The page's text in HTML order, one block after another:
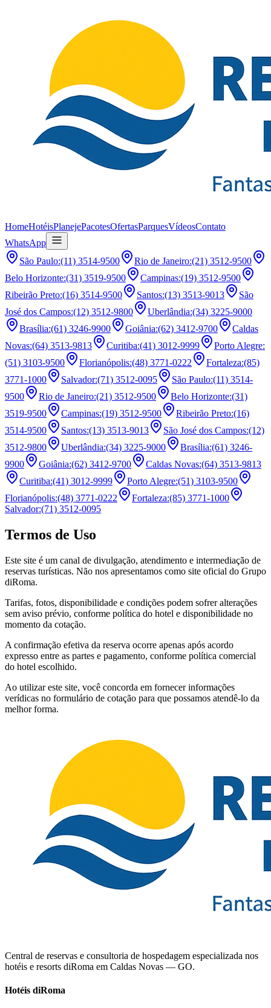
HomeHotéisPlanejePacotesOfertasParquesVídeosContato
WhatsApp
São Paulo:(11) 3514-9500 Rio de Janeiro:(21) 3512-9500
Belo Horizonte:(31) 3519-9500 Campinas:(19) 3512-9500
Ribeirão Preto:(16) 3514-9500 Santos:(13) 3513-9013
São
José dos Campos:(12) 3512-9800 Uberlândia:(34) 3225-9000
Brasília:(61) 3246-9900 Goiânia:(62) 3412-9700
Caldas
Novas:(64) 3513-9813 Curitiba:(41) 3012-9999 Porto Alegre:
(51) 3103-9500
Florianópolis:(48) 3771-0222 Fortaleza:(85)
3771-1000
Salvador:(71) 3512-0095 São Paulo:(11) 3514-
9500
Rio de Janeiro:(21) 3512-9500 Belo Horizonte:(31)
3519-9500
Campinas:(19) 3512-9500 Ribeirão Preto:(16)
3514-9500
Santos:(13) 3513-9013 São José dos Campos:(12)
3512-9800
Uberlândia:(34) 3225-9000 Brasília:(61) 3246-
9900
Goiânia:(62) 3412-9700 Caldas Novas:(64) 3513-9813
Curitiba:(41) 3012-9999 Porto Alegre:(51) 3103-9500
Florianópolis:(48) 3771-0222 Fortaleza:(85) 3771-1000
Salvador:(71) 3512-0095
Termos de Uso
Este site é um canal de divulgação, atendimento e intermediação de
reservas turísticas. Não nos apresentamos como site oficial do Grupo
diRoma.
Tarifas, fotos, disponibilidade e condições podem sofrer alterações
sem aviso prévio, conforme política do hotel e disponibilidade no
momento da cotação.
A confirmação efetiva da reserva ocorre apenas após acordo
expresso entre as partes e pagamento, conforme política comercial
do hotel escolhido.
Ao utilizar este site, você concorda em fornecer informações
verídicas no formulário de cotação para que possamos atendê-lo da
melhor forma.
Central de reservas e consultoria de hospedagem especializada nos
hotéis e resorts diRoma em Caldas Novas — GO.
Hotéis diRoma